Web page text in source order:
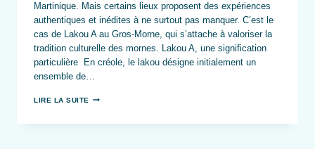
Martinique. Mais certains lieux proposent des expériences
authentiques et inédites à ne surtout pas manquer. C’est le
cas de Lakou A au Gros-Morne, qui s’attache à valoriser la
tradition culturelle des mornes. Lakou A, une signification
particulière En créole, le lakou désigne initialement un
ensemble de…
LIRE LA SUITE LAKOU